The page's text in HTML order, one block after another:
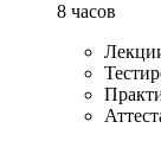
8 часов